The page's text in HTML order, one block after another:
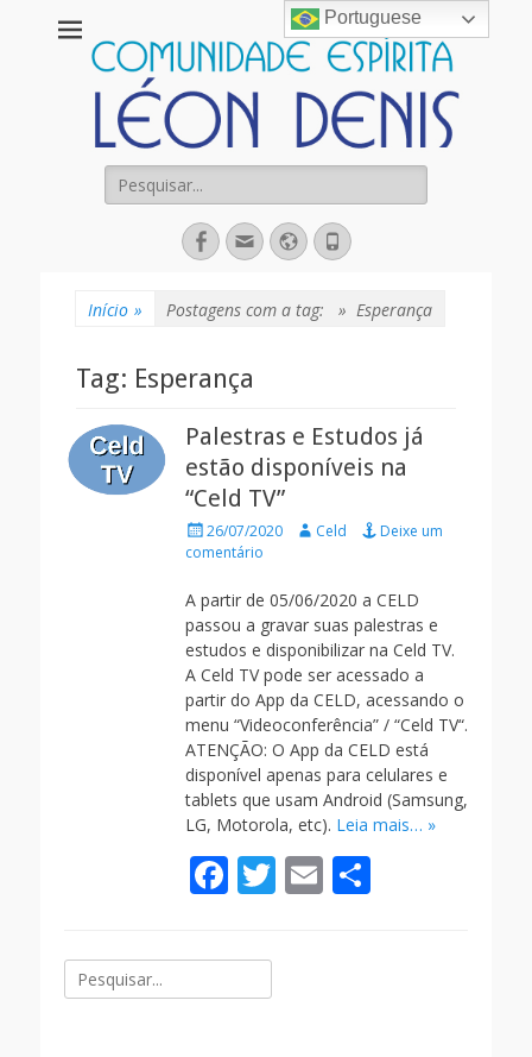
Comunidade
Espírita Léon
Denis
Pesquisar
por:
Facebook
EmailWebsiteFone
Início » Postagens com a tag: » Esperança
Tag: Esperança
Palestras e Estudos já
estão disponíveis na
“Celd TV”
Posted
on
26/07/2020 AutorCeld
Deixe um
comentário
A partir de 05/06/2020 a CELD
passou a gravar suas palestras e
estudos e disponibilizar na Celd TV.
A Celd TV pode ser acessado a
partir do App da CELD, acessando o
menu “Videoconferência” / “Celd TV“.
ATENÇÃO: O App da CELD está
disponível apenas para celulares e
tablets que usam Android (Samsung,
LG, Motorola, etc). Leia mais… »
F
e
b
T E
Pesquisar
por:
Portuguese